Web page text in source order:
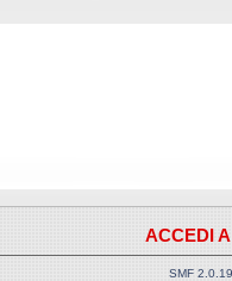
ACCEDI
SMF 2.0.19